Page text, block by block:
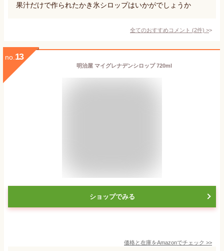
果汁だけで作られたかき氷シロップはいかがでしょうか
全てのおすすめコメント (2件) >
no. 13
明治屋 マイグレナデンシロップ 720ml
ショップでみる
価格と在庫をAmazonでチェック >>